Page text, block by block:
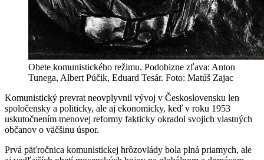
Obete komunistického režimu. Podobizne zľava: Anton
Tunega, Albert Púčik, Eduard Tesár. Foto: Matúš Zajac
Komunistický prevrat neovplyvnil vývoj v Československu len
spoločensky a politicky, ale aj ekonomicky, keď v roku 1953
uskutočnením menovej reformy fakticky okradol svojich vlastných
občanov o väčšinu úspor.
Prvá päťročnica komunistickej hrôzovlády bola plná priamych, ale